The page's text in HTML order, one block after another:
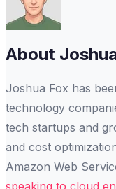
About
Joshua Fox has
technology
tech startups and
and cost
Amazon Web
speaking to cloud